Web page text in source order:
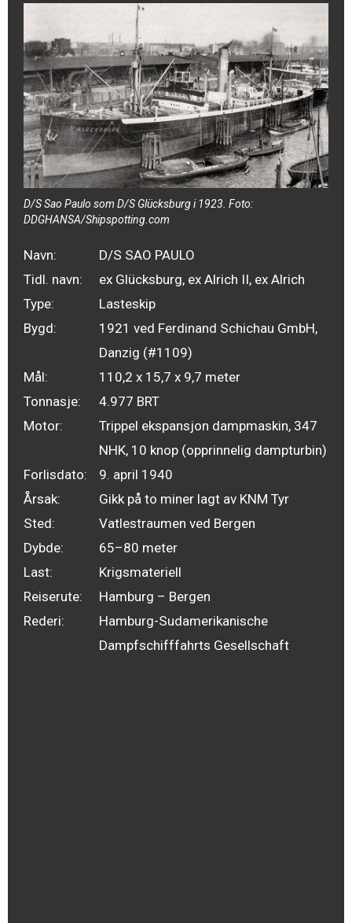
D/S Sao Paulo som D/S Glücksburg i 1923. Foto:
DDGHANSA/Shipspotting.com
Navn:
D/S SAO PAULO
Tidl. navn:
ex Glücksburg, ex Alrich II, ex Alrich
Type:
Lasteskip
Bygd:
1921 ved Ferdinand Schichau GmbH,
Danzig (#1109)
Mål:
110,2 x 15,7 x 9,7 meter
Tonnasje:
4.977 BRT
Motor:
Trippel ekspansjon dampmaskin, 347
NHK, 10 knop (opprinnelig dampturbin)
Forlisdato:
9. april 1940
Årsak:
Gikk på to miner lagt av KNM Tyr
Sted:
Vatlestraumen ved Bergen
Dybde:
65–80 meter
Last:
Krigsmateriell
Reiserute:
Hamburg – Bergen
Rederi:
Hamburg-Sudamerikanische
Dampfschifffahrts Gesellschaft